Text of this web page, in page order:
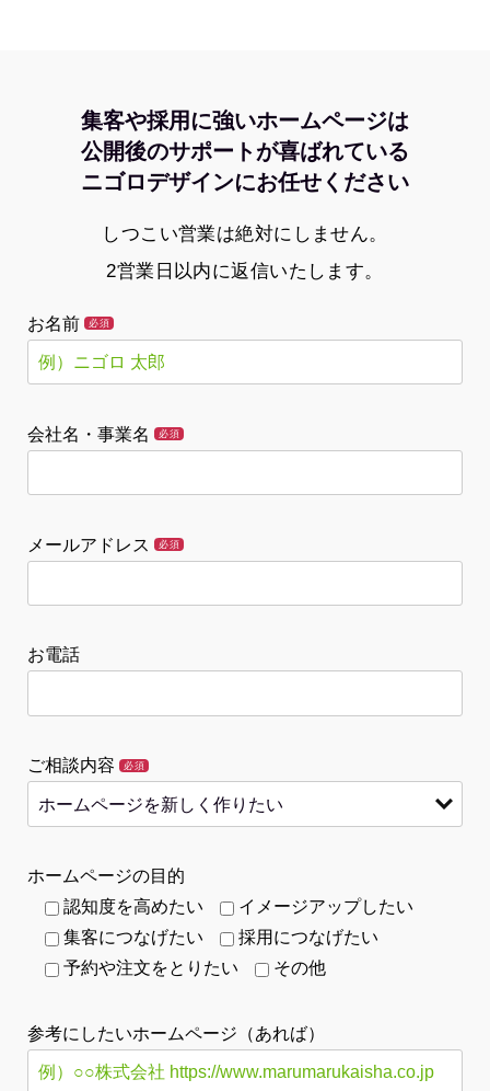
集客や採用に強いホームページは
公開後のサポートが喜ばれている
ニゴロデザインにお任せください
しつこい営業は絶対にしません。
2営業日以内に返信いたします。
お名前 必須
会社名・事業名 必須
メールアドレス 必須
お電話
ご相談内容 必須
ホームページの目的
認知度を高めたい
イメージアップしたい
集客につなげたい
採用につなげたい
予約や注文をとりたい
その他
参考にしたいホームページ（あれば）